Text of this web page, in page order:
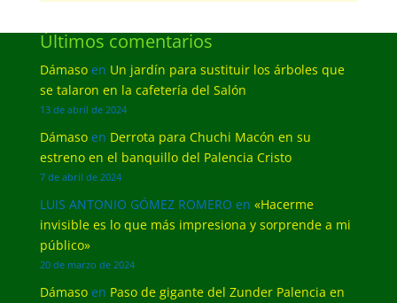
Últimos comentarios
Dámasoen Un jardín para sustituir los árboles que
se talaron en la cafetería del Salón
13 de abril de 2024
Dámasoen Derrota para Chuchi Macón en su
estreno en el banquillo del Palencia Cristo
7 de abril de 2024
LUIS ANTONIO GÓMEZ ROMERO en «Hacerme
invisible es lo que más impresiona y sorprende a mi
público»
20 de marzo de 2024
Dámasoen Paso de gigante del Zunder Palencia en